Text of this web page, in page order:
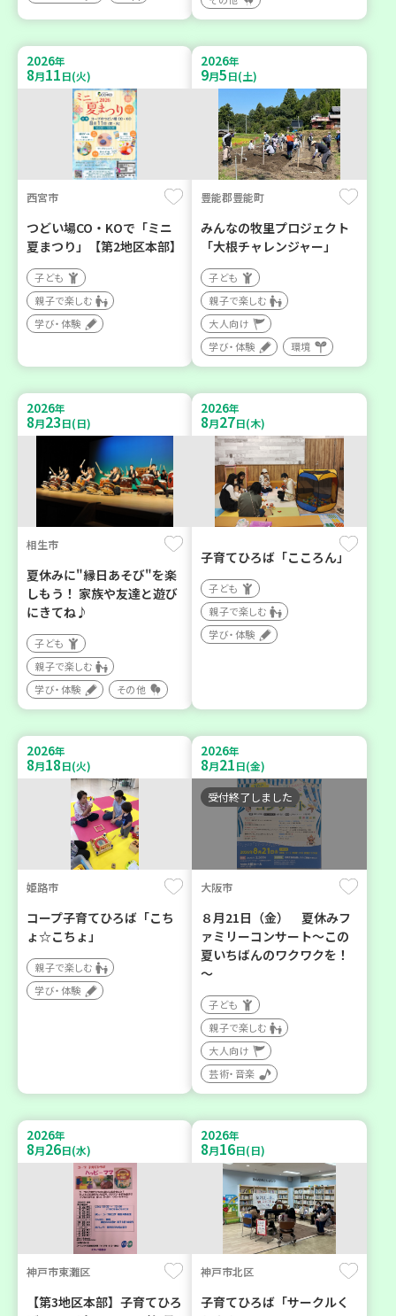
2026年
8月11日(火)
西宮市
つどい場CO・KOで「ミニ
夏まつり」【第2地区本部】
子ども
親子で楽しむ
学び・体験
2026年
9月5日(土)
豊能郡豊能町
みんなの牧里プロジェクト
「大根チャレンジャー」
子ども
親子で楽しむ
大人向け
学び・体験
環境
2026年
8月23日(日)
相生市
夏休みに"縁日あそび"を楽
しもう！ 家族や友達と遊び
にきてね♪
子ども
親子で楽しむ
学び・体験
その他
2026年
8月27日(木)
子育てひろば「こころん」
子ども
親子で楽しむ
学び・体験
2026年
8月18日(火)
姫路市
コープ子育てひろば「こち
ょ☆こちょ」
親子で楽しむ
学び・体験
2026年
8月21日(金)
受付終了しました
大阪市
８月21日（金） 夏休みフ
ァミリーコンサート～この
夏いちばんのワクワクを！
～
子ども
親子で楽しむ
大人向け
芸術・音楽
2026年
8月26日(水)
神戸市東灘区
【第3地区本部】子育てひろ
2026年
8月16日(日)
神戸市北区
子育てひろば「サークルく